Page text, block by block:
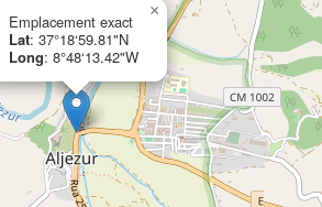
Emplacement exact
Lat: 37°18‘59.81"N
Long: 8°48‘13.42"W
×